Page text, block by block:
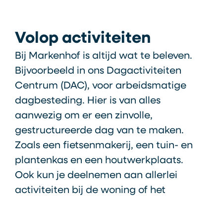
Volop activiteiten
Bij Markenhof is altijd wat te beleven.
Bijvoorbeeld in ons Dagactiviteiten
Centrum (DAC), voor arbeidsmatige
dagbesteding. Hier is van alles
aanwezig om er een zinvolle,
gestructureerde dag van te maken.
Zoals een fietsenmakerij, een tuin- en
plantenkas en een houtwerkplaats.
Ook kun je deelnemen aan allerlei
activiteiten bij de woning of het